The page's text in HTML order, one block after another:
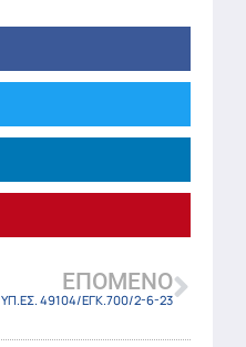
ΕΠΌΜΕΝΟ
ΥΠ.ΕΣ. 49104/ΕΓΚ.700/2-6-23